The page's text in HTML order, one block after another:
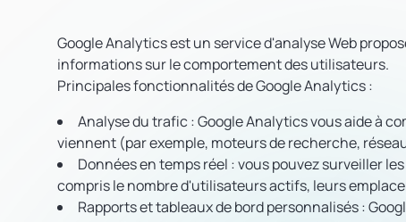
Google Analytics est un service d'analyse Web
informations sur le comportement des utilisateurs.
Principales fonctionnalités de Google Analytics :
Analyse du trafic: Google Analytics vous aide à
viennent (par exemple, moteurs de recherche,
Données en temps réel : vous pouvez surveiller
compris le nombre d'utilisateurs actifs, leurs
Rapports et tableaux de bord personnalisés: